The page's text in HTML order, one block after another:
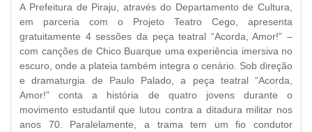
A Prefeitura de Piraju, através do Departamento de Cultura,
em parceria com o Projeto Teatro Cego, apresenta
gratuitamente 4 sessões da peça teatral “Acorda, Amor!” –
com canções de Chico Buarque uma experiência imersiva no
escuro, onde a plateia também integra o cenário. Sob direção
e dramaturgia de Paulo Palado, a peça teatral “Acorda,
Amor!” conta a história de quatro jovens durante o
movimento estudantil que lutou contra a ditadura militar nos
anos 70. Paralelamente, a trama tem um fio condutor